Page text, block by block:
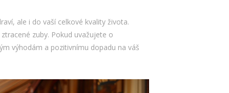
ale i do vaší celkové kvality života.
zuby. Pokud uvažujete o
výhodám a pozitivnímu dopadu na váš